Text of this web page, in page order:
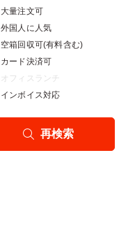
大量注文可
外国人に人気
空箱回収可(有料含む)
カード決済可
オフィスランチ
インボイス対応
再検索